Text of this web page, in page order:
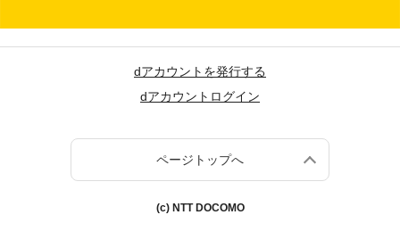
dアカウントを発行する
dアカウントログイン
ページトップへ
(c) NTT DOCOMO